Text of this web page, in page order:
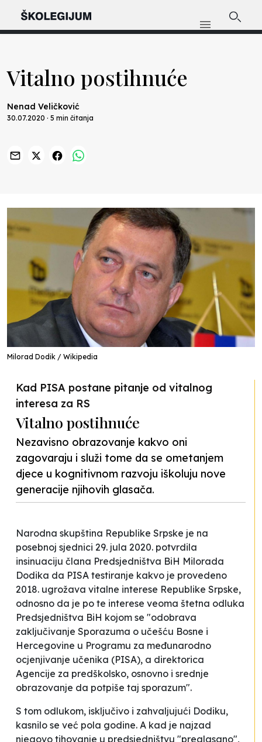
Vitalno postihnuće
Nenad Veličković
30.07.2020 · 5 min čitanja
Milorad Dodik / Wikipedia
Kad PISA postane pitanje od vitalnog
interesa za RS
Vitalno postihnuće
Nezavisno obrazovanje kakvo oni
zagovaraju i služi tome da se ometanjem
djece u kognitivnom razvoju iškoluju nove
generacije njihovih glasača.
Narodna skupština Republike Srpske je na
posebnoj sjednici 29. jula 2020. potvrdila
insinuaciju člana Predsjedništva BiH Milorada
Dodika da PISA testiranje kakvo je provedeno
2018. ugrožava vitalne interese Republike Srpske,
odnosno da je po te interese veoma štetna odluka
Predsjedništva BiH kojom se "odobrava
zaključivanje Sporazuma o učešću Bosne i
Hercegovine u Programu za međunarodno
ocjenjivanje učenika (PISA), a direktorica
Agencije za predškolsko, osnovno i srednje
obrazovanje da potpiše taj sporazum".
S tom odlukom, isključivo i zahvaljujući Dodiku,
kasnilo se već pola godine. A kad je najzad
njegovo tihovanje u predsjedništvu "preglasano",